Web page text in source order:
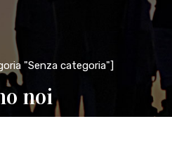
"Senza categoria"]
noi